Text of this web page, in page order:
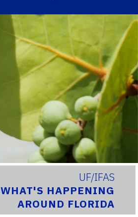
UF/IFAS
WHAT'S HAPPENING
AROUND FLORIDA